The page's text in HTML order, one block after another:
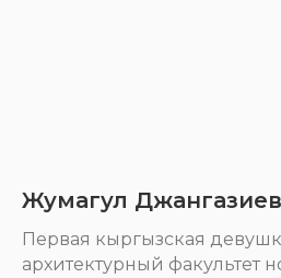
Жумагул
Первая кыргызская
архитектурный факультет